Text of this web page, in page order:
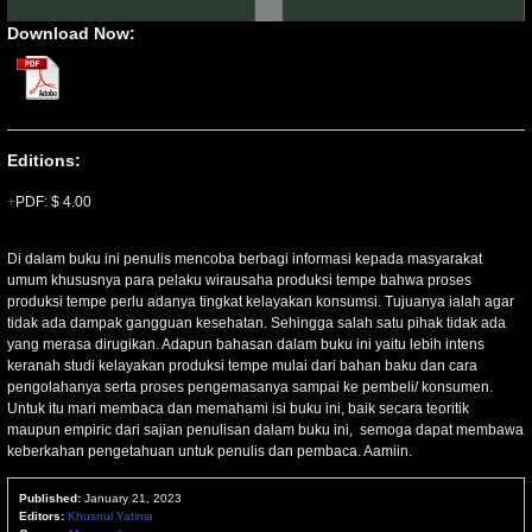
Download Now:
Editions:
PDF:$ 4.00
Di dalam buku ini penulis mencoba berbagi informasi kepada masyarakat
umum khususnya para pelaku wirausaha produksi tempe bahwa proses
produksi tempe perlu adanya tingkat kelayakan konsumsi. Tujuanya ialah agar
tidak ada dampak gangguan kesehatan. Sehingga salah satu pihak tidak ada
yang merasa dirugikan. Adapun bahasan dalam buku ini yaitu lebih intens
keranah studi kelayakan produksi tempe mulai dari bahan baku dan cara
pengolahanya serta proses pengemasanya sampai ke pembeli/ konsumen.
Untuk itu mari membaca dan memahami isi buku ini, baik secara teoritik
maupun empiric dari sajian penulisan dalam buku ini, semoga dapat membawa
keberkahan pengetahuan untuk penulis dan pembaca. Aamiin.
Published: January 21, 2023
Editors: Khusnul Yatima